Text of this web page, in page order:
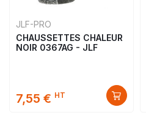
JLF-PRO
CHAUSSETTES CHALEUR
NOIR 0367AG - JLF
7,55 € HT